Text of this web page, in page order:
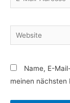
Mail-
Website
Name, E-
meinen nächsten